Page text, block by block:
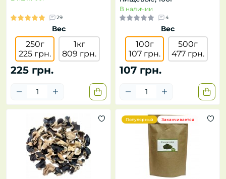
29
Вес
250г
225 грн.
1кг
809 грн.
225 грн.
В наличии
4
Вес
100г
107 грн.
500г
477 грн.
107 грн.
Популярный Заканчивается